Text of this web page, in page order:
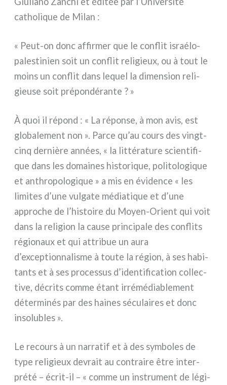
catho­li­que de Milan :
« Peut-on donc affir­mer que le con­flit israélo-
palestinien soit un con­flit reli­gieux, ou à tout le
moins un con­flit dans lequel la dimen­sion reli­
gieu­se soit pré­pon­dé­ran­te ? »
À quoi il répond : « La répon­se, à mon avis, est
glo­ba­le­ment non ». Parce qu’au cours des vingt-
cinq der­niè­re années, « la lit­té­ra­tu­re scien­ti­fi­
que dans les domai­nes histo­ri­que, poli­to­lo­gi­que
et anth­ro­po­lo­gi­que » a mis en évi­den­ce « les
limi­tes d’une vul­ga­te média­ti­que et d’une
appro­che de l’histoire du Moyen-Orient qui voit
dans la reli­gion la cau­se prin­ci­pa­le des con­fli­ts
régio­naux et qui attri­bue un aura
d’exceptionnalisme à tou­te la région, à ses habi­
tan­ts et à ses pro­ces­sus d’identification col­lec­
ti­ve, décri­ts com­me étant irré­mé­dia­ble­ment
déter­mi­nés par des hai­nes sécu­lai­res et donc
inso­lu­bles ».
Le recours à un nar­ra­tif et à des sym­bo­les de
type reli­gieux devrait au con­trai­re être inter­
pré­té – écrit-il – « com­me un instru­ment de légi­